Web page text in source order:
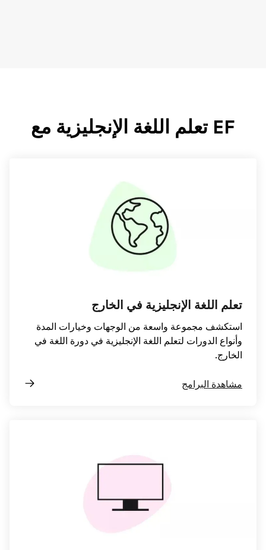
EF تعلم اللغة الإنجليزية مع
تعلم اللغة الإنجليزية في الخارج
استكشف مجموعة واسعة من الوجهات وخيارات المدة
وأنواع الدورات لتعلم اللغة الإنجليزية في دورة اللغة في
الخارج.
مشاهدة البرامج